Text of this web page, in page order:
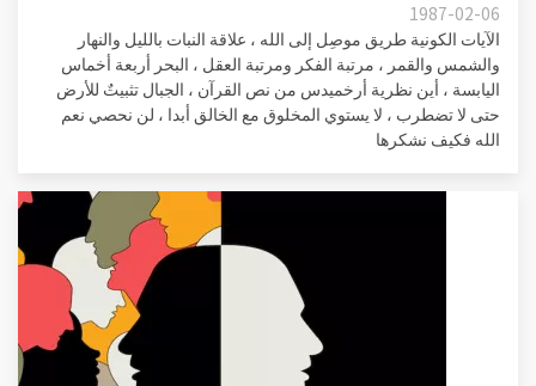
1987-02-06
الآيات الكونية طريق موصِل إلى الله ، علاقة النبات بالليل والنهار
والشمس والقمر ، مرتبة الفكر ومرتبة العقل ، البحر أربعة أخماس
اليابسة ، أين نظرية أرخميدس من نص القرآن ، الجبال تثبيتٌ للأرض
حتى لا تضطرب ، لا يستوي المخلوق مع الخالق أبدا ، لن نحصي نعم
الله فكيف نشكرها